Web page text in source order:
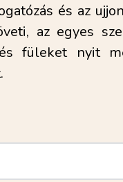
és az
az egyes
füleket nyit